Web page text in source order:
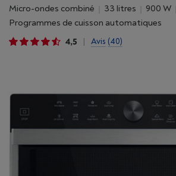
Micro-ondes combiné 33 litres 900 W
Programmes de cuisson automatiques
4,5
Avis (40)